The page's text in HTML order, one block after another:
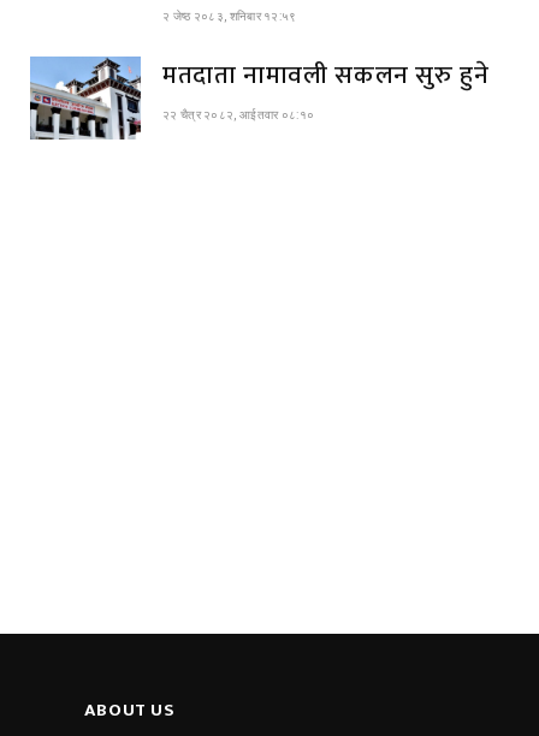
२ जेष्ठ २०८३, शनिबार १२:५९
मतदाता नामावली सकलन सुरु हुने
२२ चैत्र २०८२, आईतवार ०८:१०
ABOUT US